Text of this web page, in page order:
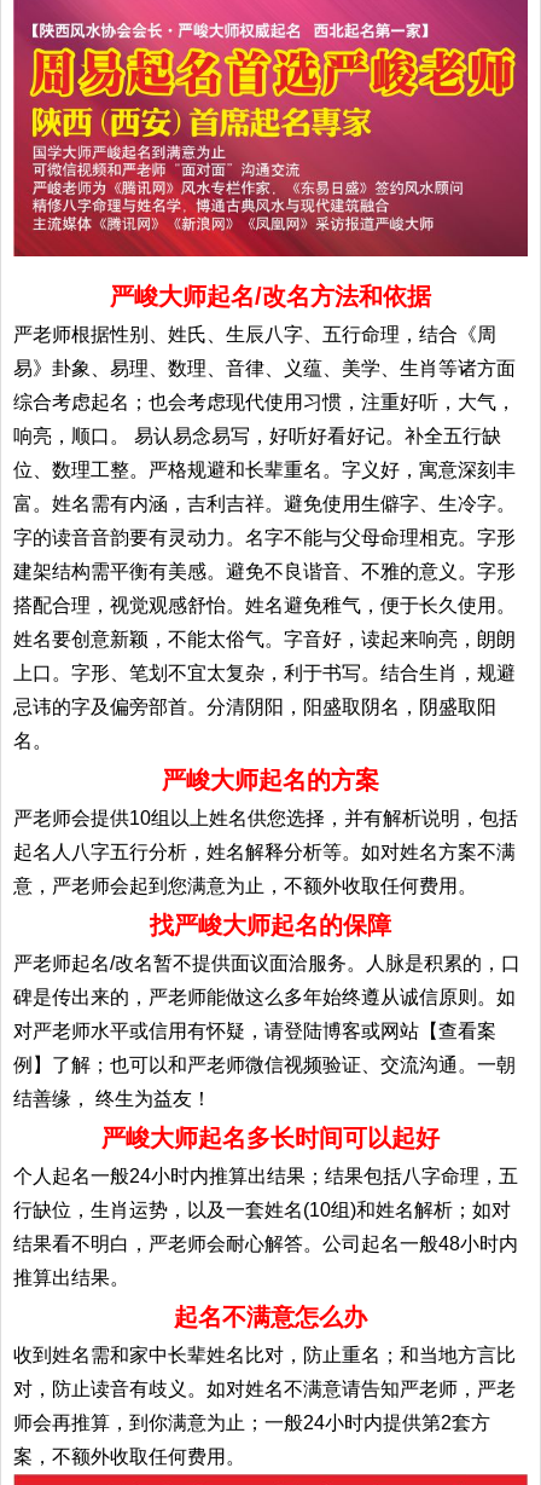
严峻大师起名/改名方法和依据
严老师根据性别、姓氏、生辰八字、五行命理，结合《周
易》卦象、易理、数理、音律、义蕴、美学、生肖等诸方面
综合考虑起名；也会考虑现代使用习惯，注重好听，大气，
响亮，顺口。 易认易念易写，好听好看好记。补全五行缺
位、数理工整。严格规避和长辈重名。字义好，寓意深刻丰
富。姓名需有内涵，吉利吉祥。避免使用生僻字、生冷字。
字的读音音韵要有灵动力。名字不能与父母命理相克。字形
建架结构需平衡有美感。避免不良谐音、不雅的意义。字形
搭配合理，视觉观感舒怡。姓名避免稚气，便于长久使用。
姓名要创意新颖，不能太俗气。字音好，读起来响亮，朗朗
上口。字形、笔划不宜太复杂，利于书写。结合生肖，规避
忌讳的字及偏旁部首。分清阴阳，阳盛取阴名，阴盛取阳
名。
严峻大师起名的方案
严老师会提供10组以上姓名供您选择，并有解析说明，包括
起名人八字五行分析，姓名解释分析等。如对姓名方案不满
意，严老师会起到您满意为止，不额外收取任何费用。
找严峻大师起名的保障
严老师起名/改名暂不提供面议面洽服务。人脉是积累的，口
碑是传出来的，严老师能做这么多年始终遵从诚信原则。如
对严老师水平或信用有怀疑，请登陆博客或网站【查看案
例】了解；也可以和严老师微信视频验证、交流沟通。一朝
结善缘， 终生为益友！
严峻大师起名多长时间可以起好
个人起名一般24小时内推算出结果；结果包括八字命理，五
行缺位，生肖运势，以及一套姓名(10组)和姓名解析；如对
结果看不明白，严老师会耐心解答。公司起名一般48小时内
推算出结果。
起名不满意怎么办
收到姓名需和家中长辈姓名比对，防止重名；和当地方言比
对，防止读音有歧义。如对姓名不满意请告知严老师，严老
师会再推算，到你满意为止；一般24小时内提供第2套方
案，不额外收取任何费用。